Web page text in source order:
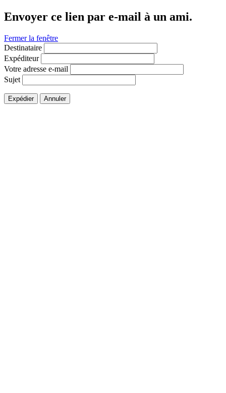
Envoyer ce lien par e-mail à un ami.
Fermer la fenêtre
Destinataire
Expéditeur
Votre adresse e-mail
Sujet
Expédier Annuler